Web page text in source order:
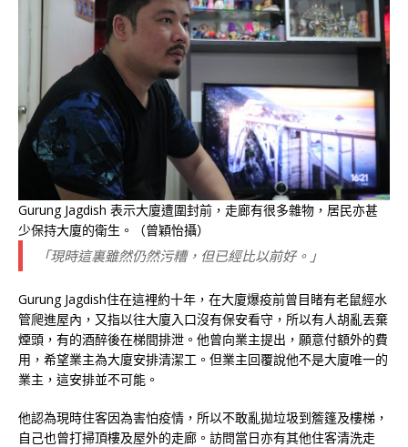
Gurung Jagdish 表示大廈遭圍封前，走廊有很多雜物，居民亦甚
少保持大廈的衛生。（曾穎怡攝）
「現時這裏雖然仍然污糟，但已經比以前好。」
Gurung Jagdish住在這裡約十年，在大廈爆疫前曾目睹有老鼠經水
管爬進屋內，又指以往大廈入口沒有保安看守，所以有人胡亂丟棄
煙頭，有的酒醉後在梯間排泄。他曾向業主提出，願意付額外的費
用，希望業主為大廈安排清潔工。但業主回覆說他不是大廈唯一的
業主，這安排並不可能。
他認為現時住客因為害怕疫情，所以不敢亂拋垃圾到簷篷及樓梯，
自己也曾打掃頂樓及屋外的走廊。訪問當日亦有其他住客清洗走